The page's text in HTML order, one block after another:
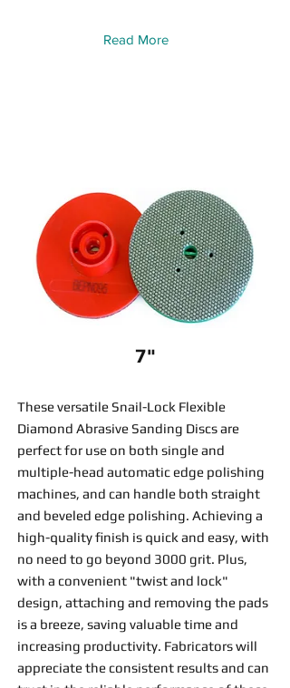
Read More
7"
These versatile Snail-Lock Flexible
Diamond Abrasive Sanding Discs are
perfect for use on both single and
multiple-head automatic edge polishing
machines, and can handle both straight
and beveled edge polishing. Achieving a
high-quality finish is quick and easy, with
no need to go beyond 3000 grit. Plus,
with a convenient "twist and lock"
design, attaching and removing the pads
is a breeze, saving valuable time and
increasing productivity. Fabricators will
appreciate the consistent results and can